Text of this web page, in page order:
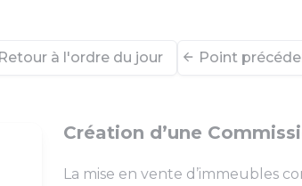
Retour à l'ordre du jour Point
Création d’une
La mise en vente d’immeubles